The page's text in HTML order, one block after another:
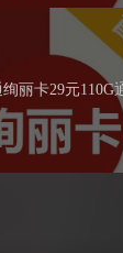
丽卡29元110G